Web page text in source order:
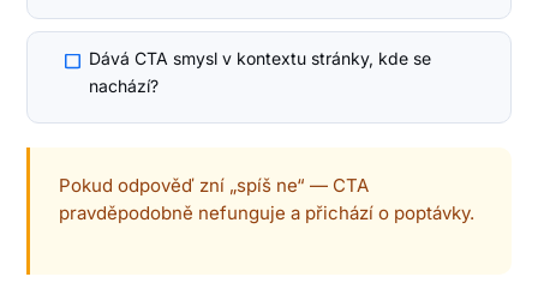
Dává CTA smysl v kontextu stránky, kde se
nachází?
Pokud odpověď zní „spíš ne“ — CTA
pravděpodobně nefunguje a přichází o poptávky.